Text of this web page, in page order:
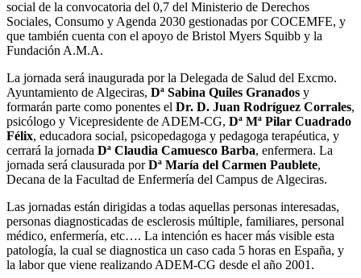
social de la convocatoria del 0,7 del Ministerio de Derechos
Sociales, Consumo y Agenda 2030 gestionadas por COCEMFE, y
que también cuenta con el apoyo de Bristol Myers Squibb y la
Fundación A.M.A.
La jornada será inaugurada por la Delegada de Salud del Excmo.
Ayuntamiento de Algeciras, Dª Sabina Quiles Granados y
formarán parte como ponentes el Dr. D. Juan Rodríguez Corrales,
psicólogo y Vicepresidente de ADEM-CG, Dª Mª Pilar Cuadrado
Félix, educadora social, psicopedagoga y pedagoga terapéutica, y
cerrará la jornada Dª Claudia Camuesco Barba, enfermera. La
jornada será clausurada porDª María del Carmen Paublete,
Decana de la Facultad de Enfermería del Campus de Algeciras.
Las jornadas están dirigidas a todas aquellas personas interesadas,
personas diagnosticadas de esclerosis múltiple, familiares, personal
médico, enfermería, etc…. La intención es hacer más visible esta
patología, la cual se diagnostica un caso cada 5 horas en España, y
la labor que viene realizando ADEM-CG desde el año 2001.